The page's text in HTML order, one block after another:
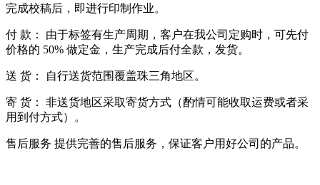
完成校稿后，即进行印制作业。
付 款： 由于标签有生产周期，客户在我公司定购时，可先付
价格的 50% 做定金，生产完成后付全款，发货。
送 货： 自行送货范围覆盖珠三角地区。
寄 货： 非送货地区采取寄货方式（酌情可能收取运费或者采
用到付方式）。
售后服务 提供完善的售后服务，保证客户用好公司的产品。